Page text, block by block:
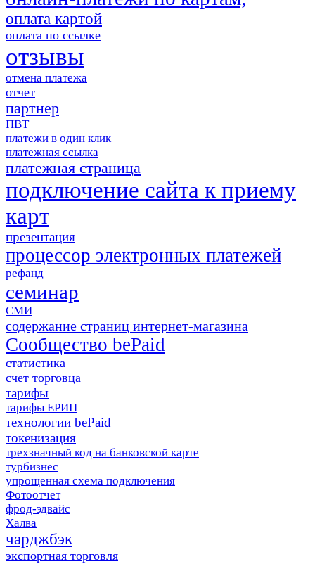
оплата картой
оплата по ссылке
отзывы
отмена платежа
отчет
партнер
ПВТ
платежи в один клик
платежная ссылка
платежная страница
подключение сайта к приему
карт
презентация
процессор электронных платежей
рефанд
семинар
СМИ
содержание страниц интернет-магазина
Сообщество bePaid
статистика
счет торговца
тарифы
тарифы ЕРИП
технологии bePaid
токенизация
трехзначный код на банковской карте
турбизнес
упрощенная схема подключения
Фотоотчет
фрод-эдвайс
Халва
чарджбэк
экспортная торговля